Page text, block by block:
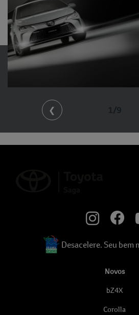
❮ 2/9
Desacelere. Seu bem
Novos
bZ4X
Corolla